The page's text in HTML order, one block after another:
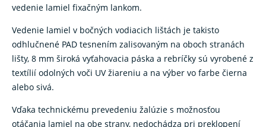
vedenie lamiel fixačným lankom.
Vedenie lamiel v bočných vodiacich lištách je takisto
odhlučnené PAD tesnením zalisovaným na oboch stranách
lišty, 8 mm široká vyťahovacia páska a rebríčky sú vyrobené z
textílií odolných voči UV žiareniu a na výber vo farbe čierna
alebo sivá.
Vďaka technickému prevedeniu žalúzie s možnosťou
otáčania lamiel na obe strany, nedochádza pri preklopení